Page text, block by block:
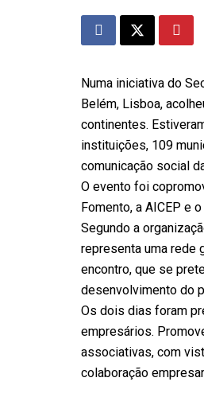
Numa iniciativa do
Belém, Lisboa,
continentes.
instituições, 109
comunicação social
O evento foi
Fomento, a AICEP e
Segundo a
representa uma rede
encontro, que se
desenvolvimento do
Os dois dias foram
empresários.
associativas, com
colaboração